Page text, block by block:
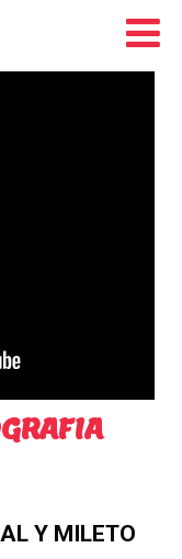
DDD
Y MILETO